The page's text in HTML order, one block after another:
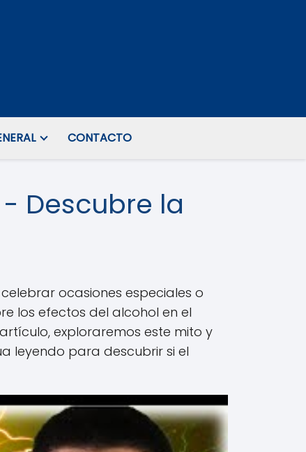
CONTACTO
Descubre la
ocasiones especiales o
los efectos del alcohol en el
exploraremos este mito y
leyendo para descubrir si el